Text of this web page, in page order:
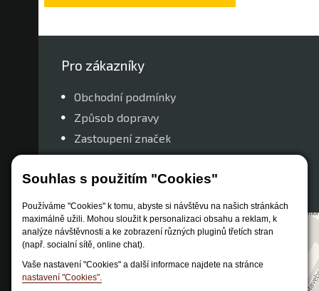
Souhlas s použitím "Cookies"
Používáme "Cookies" k tomu, abyste si návštěvu na našich stránkách
maximálně užili. Mohou sloužit k personalizaci obsahu a reklam, k
analýze návštěvnosti a ke zobrazení různých pluginů třetích stran
(např. socialní sítě, online chat).
Vaše nastavení "Cookies" a další informace najdete na stránce
nastavení "Cookies".
Pro zákazníky
Obchodní podmínky
Způsob dopravy
Zastoupení značek
Reklamační řád
Nastavení soukromí